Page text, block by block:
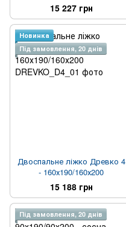
15 227 грн
Новинка
Під замовлення, 20 днів
Двоспальне ліжко Древко 4
- 160х190/160х200
15 188 грн
Під замовлення, 20 днів